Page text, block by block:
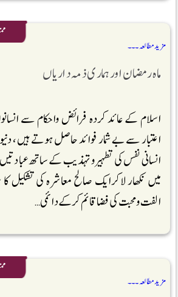
ماہ رمضان اور ہماری ذمہ داریاں
اسلام کے عائد کردہ فرائض واحکام سے
اعتبار سے بے شمار فوائد حاصل ہوتے ہیں،
انسانی نفس کی تطہیر وتہذیب کے ساتھ
میں نکھار لاکرایک صالح معاشرہ کی تشکیل کا
الفت ومحبت کی فضا قائم کرکے دائمی …
مزید مطالعہ ۔۔۔
مزید مطالعہ ۔۔۔